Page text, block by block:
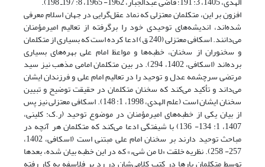
افزون بر این، متکلمان معتزلی که نماد عقل‌گرایی در جهان اسلام معرفی
شده‌اند، اندیشه‌های توحیدی خود را برگرفته از تعالیم امیرمؤمنان
می‌دانند. اسکافی معتزلی (240 ق) ادعا کرده است که بسیاری از متکلمان
و سخنوران از سخنان، خطبه‌ها و مواعظ امام علی بهره‌های بسیاری
برده‌اند (اسکافی، 1402، 294). در بین متکلمان امامی مذهب نیز سید
مرتضی سرچشمه عدل و توحید را در تعالیم امام علی و فرزندان ایشان
می‌داند و تأکید می‌کند که سخنان متکلمان در حقیقت توضیح و تبیین
سخنان ایشان است (علم الهدی، 1998، 1: 148). اسکافی معتزلی نیز پس
از بیان یکی از خطبه‌های امیرمؤمنان در موضوع توحید (ر.ک: کلینی،
1407، 1: 134- 136) با شیفتگی ادعا می‌‌کند که متکلمان هر آنچه در
مباحث توحید دارند بر سخنان امام علی مبتنی است (اسکافی، 1402،
257- 258). نظریه خلقت «لا من شیء» که در این خطبه بیان شده، بعدها